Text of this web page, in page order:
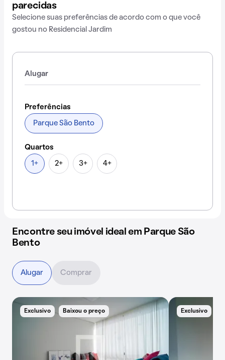
parecidas
Selecione suas preferências de acordo com o que você
gostou no Residencial Jardim
Alugar
Preferências
Parque São Bento
Quartos
1+ 2+ 3+ 4+
Encontre seu imóvel ideal em Parque São
Bento
Exclusivo Baixou o preço Exclusivo
Alugar Comprar